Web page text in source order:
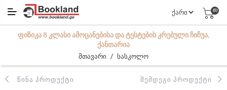
(0)
ᲤᲘᲖᲘᲙᲐ 8 ᲙᲚᲐᲡᲘ ᲐᲛᲝᲪᲐᲜᲔᲑᲘᲡᲐ ᲓᲐ ᲢᲔᲡᲢᲔᲑᲘᲡ ᲙᲠᲔᲑᲣᲚᲘ ᲩᲘᲩᲣᲐ,
ᲥᲐᲜᲗᲐᲠᲘᲐ
მთავარი / სასკოლო
ᲬᲘᲜᲐ ᲞᲠᲝᲓᲣᲥᲢᲘ ᲨᲔᲛᲓᲔᲒᲘ ᲞᲠᲝᲓᲣᲥᲢᲘ